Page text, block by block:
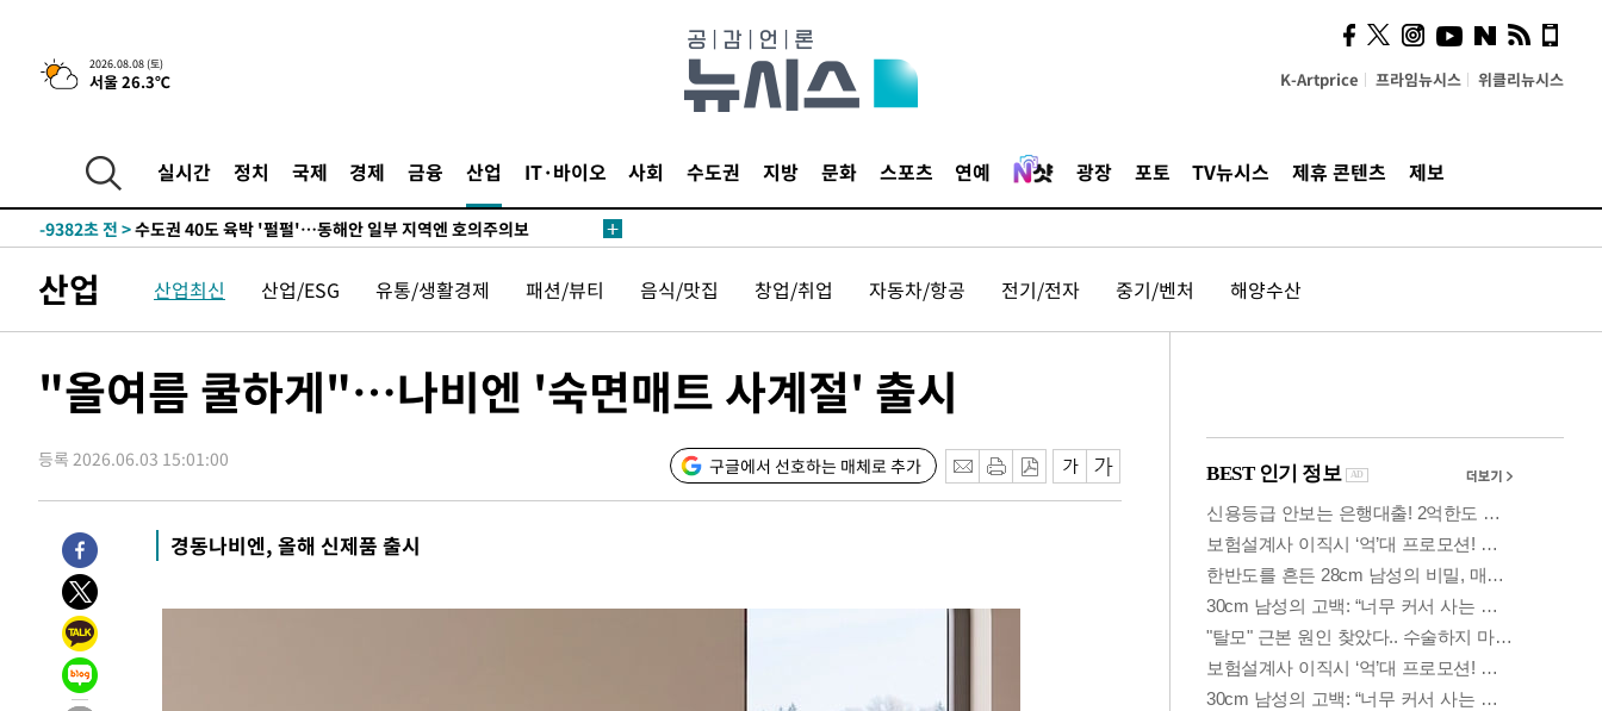
2026.08.08 (토)
서울 26.3℃ K-Artprice 프라임뉴시스 위클리뉴시스
실시간 정치 국제 경제 금융 산업 IT·바이오 사회 수도권 지방 문화 스포츠 연예 광장 포토 TV뉴시스 제휴 콘텐츠 제보
청래 44.56%
-17087초 전 >[속보]與 대표 경선 제주·인천 당원투표…金 47.75%·鄭
42.08%·宋 10.17%
-16621초 전 >이강인 "아틀레티코 이적 기뻐…등번호 7번 의미보단 팀 위해 뛸
-10330초 전 >
낮 최고 35도 '무더위'…동해안 시간당 30㎜ '강한 비'[내일날씨]
-9600초 전 >
레티코 이적"
-9382초 전 >수도권 40도 육박 '펄펄'…동해안 일부 지역엔 호의주의보
-2296초 전 >
강릉에 시간당 81.4㎜ 물폭탄…도로 잠기고 담벼락 붕괴
26분 전 >백운산서 80년근 천종산삼 9뿌리 발견…감정가 1.3억원
1시간 전 >남자 농구, 나고야 아시안게임서 '홈팀' 일본과 한일전
2시간 전 >극한폭염 한풀 꺾이지만…'낮 최고 35도' 무더위, 열대야 계속[다음주
3시간 전 >축구협회 "압수수색·성접대 논란 사과…쇄신의 기회로 삼겠다"
4시간 전 >
[속보]'압수수색·성접대 논란' 축구협회 "실망과 걱정 안겨드려 죄송"
7시간 전 >
'최고 37도' 폭염 지속…강원동해안 최대 150㎜ 비
9시간 전 >
-26825초 전 >
-17872초 전 >
한민수·김용 순
-17825초 전 >
산업 산업최신 산업/ESG 유통/생활경제 패션/뷰티 음식/맛집 창업/취업 자동차/항공 전기/전자 중기/벤처 해양수산
"올여름 쿨하게"…나비엔 '숙면매트 사계절' 출시
등록 2026.06.03 15:01:00 구글에서 선호하는 매체로 추가
경동나비엔, 올해 신제품 출시
사이 해답 찾았죠"…알을
깨고 나온 '초자아'